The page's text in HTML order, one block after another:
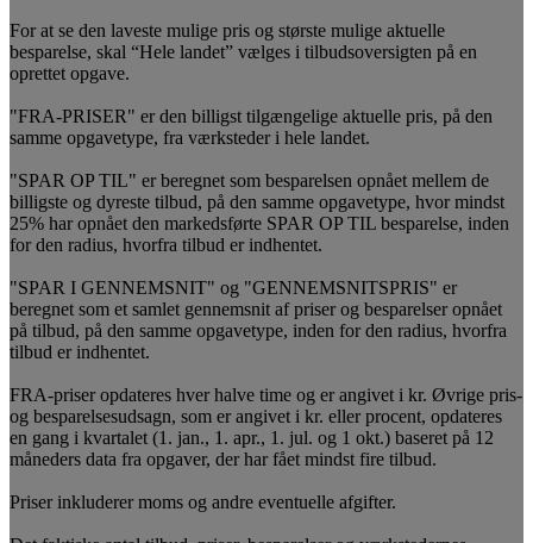
For at se den laveste mulige pris og største mulige aktuelle
besparelse, skal “Hele landet” vælges i tilbudsoversigten på en
oprettet opgave.
"FRA-PRISER" er den billigst tilgængelige aktuelle pris, på den
samme opgavetype, fra værksteder i hele landet.
"SPAR OP TIL" er beregnet som besparelsen opnået mellem de
billigste og dyreste tilbud, på den samme opgavetype, hvor mindst
25% har opnået den markedsførte SPAR OP TIL besparelse, inden
for den radius, hvorfra tilbud er indhentet.
"SPAR I GENNEMSNIT" og "GENNEMSNITSPRIS" er
beregnet som et samlet gennemsnit af priser og besparelser opnået
på tilbud, på den samme opgavetype, inden for den radius, hvorfra
tilbud er indhentet.
FRA-priser opdateres hver halve time og er angivet i kr. Øvrige pris-
og besparelsesudsagn, som er angivet i kr. eller procent, opdateres
en gang i kvartalet (1. jan., 1. apr., 1. jul. og 1 okt.) baseret på 12
måneders data fra opgaver, der har fået mindst fire tilbud.
Priser inkluderer moms og andre eventuelle afgifter.